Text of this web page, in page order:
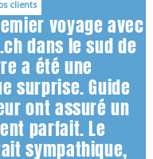
clients
voyage avec
dans le sud de
a été une
surprise. Guide
ont assuré un
parfait. Le
sympathique,